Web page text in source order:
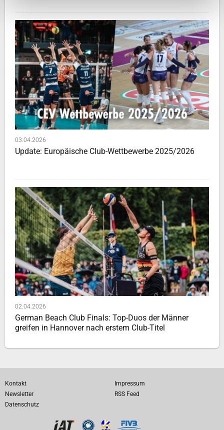
03.04.2026
Update: Europäische Club-Wettbewerbe 2025/2026
02.04.2026
German Beach Club Finals: Top-Duos der Männer
greifen in Hannover nach erstem Club-Titel
Kontakt
Impressum
Newsletter
RSS Feed
Datenschutz